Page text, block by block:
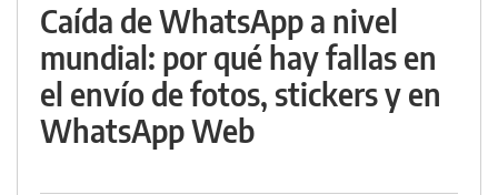
Caída de WhatsApp a nivel
mundial: por qué hay fallas en
el envío de fotos, stickers y en
WhatsApp Web